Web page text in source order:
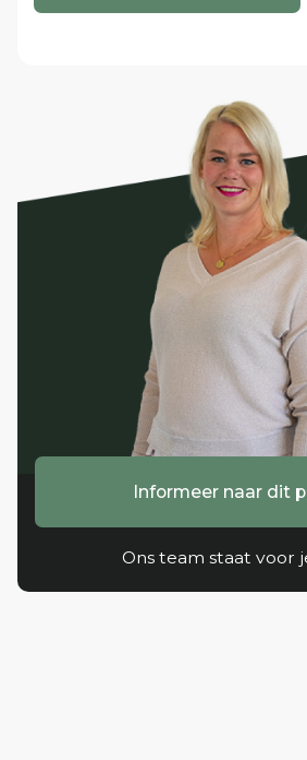
tot uiterlijk maandag 08
De bouwkavels worden
prijs. Via het inschrijfformulier
uitbrengen op één of beide
inschrijfformulier en de
u opvragen bij Bernheze
aanvullende vragen heeft, kunt u
Informeer naar dit
Ons team staat voor